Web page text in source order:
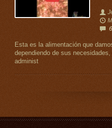
Esta es la alimentación que
dependiendo de sus
administ